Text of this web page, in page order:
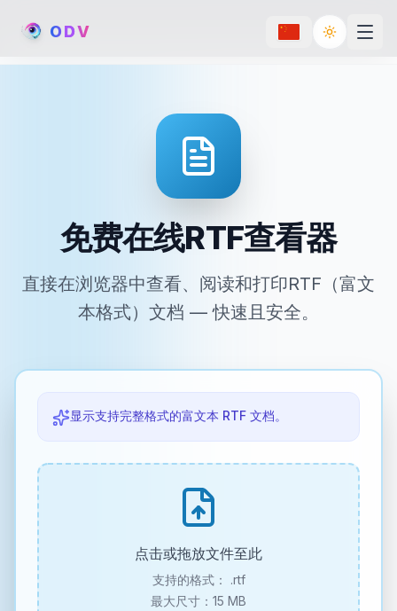
ODV Toggle
免费在线RTF查看器
直接在浏览器中查看、阅读和打印RTF（富文
本格式）文档 — 快速且安全。
显示支持完整格式的富文本 RTF 文档。
点击或拖放文件至此
支持的格式：
.rtf
最大尺寸：15 MB